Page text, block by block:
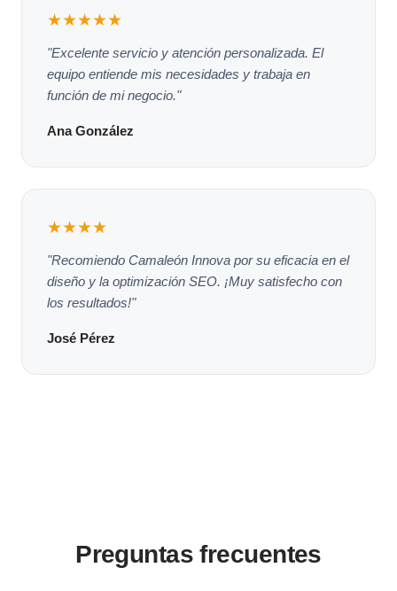
★★★★★
"Excelente servicio y atención personalizada. El
equipo entiende mis necesidades y trabaja en
función de mi negocio."
Ana González
★★★★
"Recomiendo Camaleón Innova por su eficacia en el
diseño y la optimización SEO. ¡Muy satisfecho con
los resultados!"
José Pérez
Preguntas frecuentes